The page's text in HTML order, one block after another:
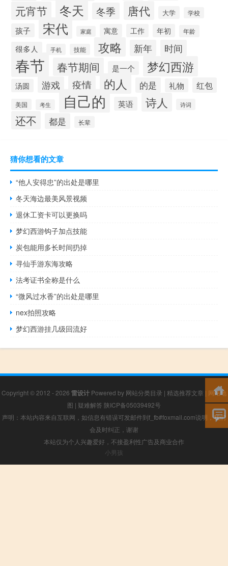
元宵节 冬天 冬季 唐代 大学 学校
孩子 宋代 家庭 寓意 工作 年初 年龄
很多人 手机 技能 攻略 新年 时间
春节 春节期间 是一个 梦幻西游
汤圆 游戏 疫情 的人 的是 礼物 红包
美国 考生 自己的 英语 诗人 诗词
还不 都是 长辈
猜你想看的文章
“他人安得忠”的出处是哪里
冬天海边最美风景视频
退休工资卡可以更换吗
梦幻西游钩子加点技能
炭包能用多长时间扔掉
寻仙手游东海攻略
法考证书全称是什么
“微风过水香”的出处是哪里
nex拍照攻略
梦幻西游挂几级回流好
Copyright © 2012 - 2026 雷设计 Powered by 网站分类目录 | 精选推荐文章 | 网站地
图 | 疑难解答 陕ICP备05039492号
声明：本站内容来自互联网，如信息有错误可发邮件到f_fb#foxmail.com说明，我们
会及时纠正，谢谢
本站仅为个人兴趣爱好，不接盈利性广告及商业合作
小男孩